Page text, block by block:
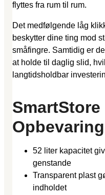
flyttes fra rum til rum.
Det medfølgende låg
beskytter dine ting mod
småfingre. Samtidig er
at holde til daglig slid,
langtidsholdbar
52 liter kapacitet
genstande
Transparent plast
indholdet